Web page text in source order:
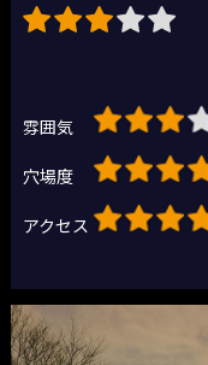
雰囲気
穴場度
アクセス